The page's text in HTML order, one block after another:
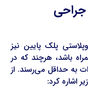
پلک پایین نیز
باشد، هرچند که در
به حداقل می‌رسند. از
اشاره کرد: